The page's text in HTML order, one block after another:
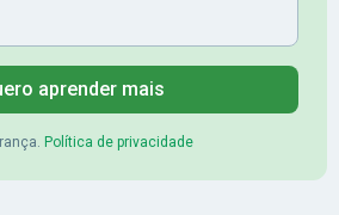
aprender mais
Política de privacidade